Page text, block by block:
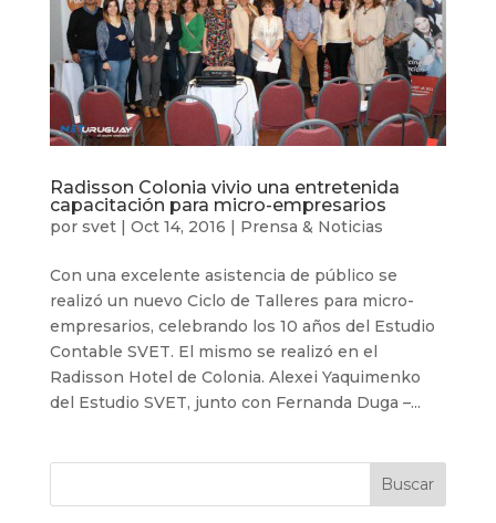
Radisson Colonia vivio una entretenida
capacitación para micro-empresarios
por svet| Oct 14, 2016 | Prensa & Noticias
Con una excelente asistencia de público se
realizó un nuevo Ciclo de Talleres para micro-
empresarios, celebrando los 10 años del Estudio
Contable SVET. El mismo se realizó en el
Radisson Hotel de Colonia. Alexei Yaquimenko
del Estudio SVET, junto con Fernanda Duga –...